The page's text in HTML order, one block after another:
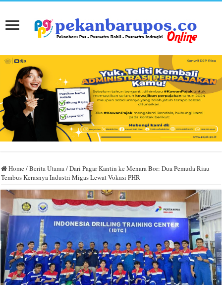
Home /Berita Utama/Dari Pagar Kantin ke Menara Bor: Dua Pemuda Riau
Tembus Kerasnya Industri Migas Lewat Vokasi PHR